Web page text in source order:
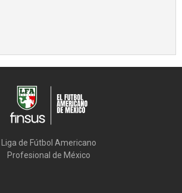
Liga de Fútbol Americano
Profesional de México